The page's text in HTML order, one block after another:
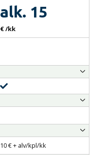
alk. 15
€ /kk
10 € + alv/kpl/kk